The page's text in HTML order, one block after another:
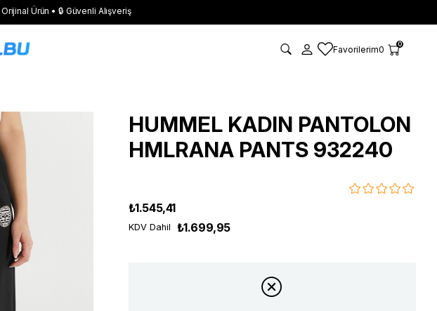
Ürün • 🔒 Güvenli Alışveriş
Favorilerim0 0
HUMMEL KADIN PANTOLON
HMLRANA PANTS 932240
₺1.545,41
KDV Dahil ₺1.699,95